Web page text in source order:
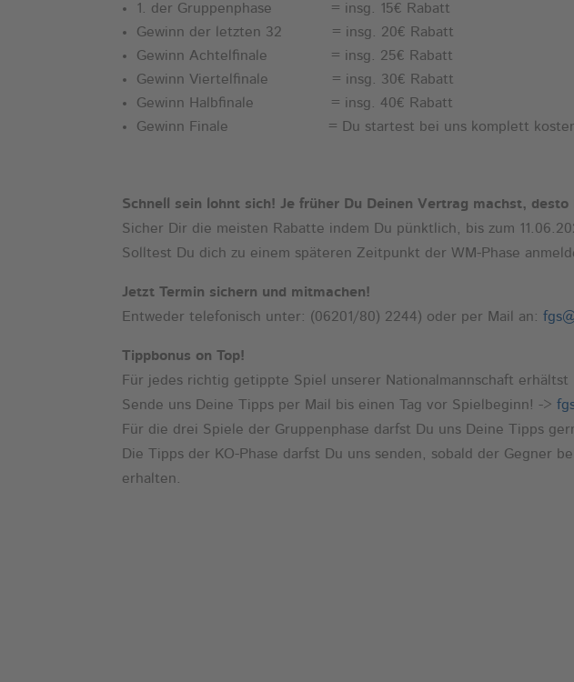
1. der Gruppenphase = insg. 15€ Rabatt
Gewinn der letzten 32 = insg. 20€ Rabatt
Gewinn Achtelfinale = insg. 25€ Rabatt
Gewinn Viertelfinale = insg. 30€ Rabatt
Gewinn Halbfinale = insg. 40€ Rabatt
Gewinn Finale = Du startest bei uns komplett
Schnell sein lohnt sich! Je früher Du Deinen Vertrag machst,
Sicher Dir die meisten Rabatte indem Du pünktlich, bis zum
Solltest Du dich zu einem späteren Zeitpunkt der WM-Phase
Jetzt Termin sichern und mitmachen!
Entweder telefonisch unter: (06201/80) 2244) oder per Mail an:
Tippbonus on Top!
Für jedes richtig getippte Spiel unserer Nationalmannschaft erhältst
Sende uns Deine Tipps per Mail bis einen Tag vor Spielbeginn! ->
Für die drei Spiele der Gruppenphase darfst Du uns Deine Tipps
Die Tipps der KO-Phase darfst Du uns senden, sobald der Gegner
erhalten.